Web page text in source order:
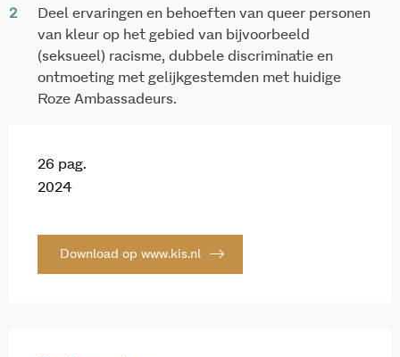
Deel ervaringen en behoeften van queer personen
van kleur op het gebied van bijvoorbeeld
(seksueel) racisme, dubbele discriminatie en
ontmoeting met gelijkgestemden met huidige
Roze Ambassadeurs.
26 pag.
2024
Download op www.kis.nl